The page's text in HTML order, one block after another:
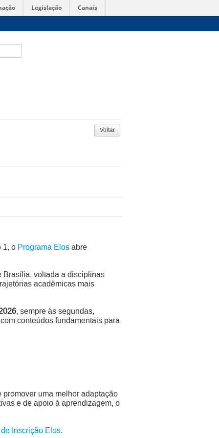
Legislação Canais
Voltar
1, o Programa Elos abre
Brasília, voltada a disciplinas
acadêmicas mais
, sempre às segundas,
conteúdos fundamentais para
uma melhor adaptação
e de apoio à aprendizagem, o
Inscrição Elos.